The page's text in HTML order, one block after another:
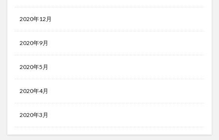
2020年12月
2020年9月
2020年5月
2020年4月
2020年3月